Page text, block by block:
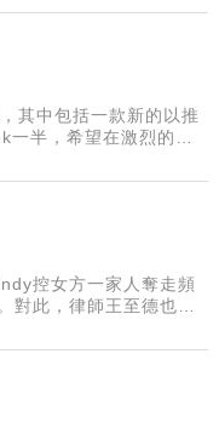
其中包括一款新的以推
半，希望在激烈的人
控女方一家人奪走頻
此，律師王至德也抖